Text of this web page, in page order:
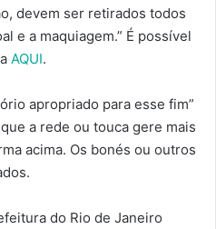
devem ser retirados todos
e a maquiagem.” É possível
AQUI.
apropriado para esse fim”
a rede ou touca gere mais
acima. Os bonés ou outros
do Rio de Janeiro